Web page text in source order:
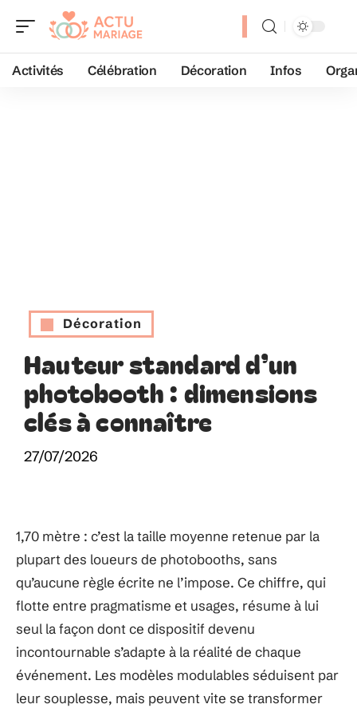
Activités Célébration Décoration Infos
Décoration
Hauteur standard d’un
photobooth : dimensions
clés à connaître
27/07/2026
1,70 mètre : c’est la taille moyenne retenue par la
plupart des loueurs de photobooths, sans
qu’aucune règle écrite ne l’impose. Ce chiffre, qui
flotte entre pragmatisme et usages, résume à lui
seul la façon dont ce dispositif devenu
incontournable s’adapte à la réalité de chaque
événement. Les modèles modulables séduisent par
leur souplesse, mais peuvent vite se transformer